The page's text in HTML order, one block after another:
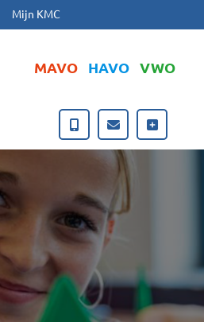
Ga naar hoofdinhoud
Ga naar footer
Mijn KMC
MAVO HAVO VWO